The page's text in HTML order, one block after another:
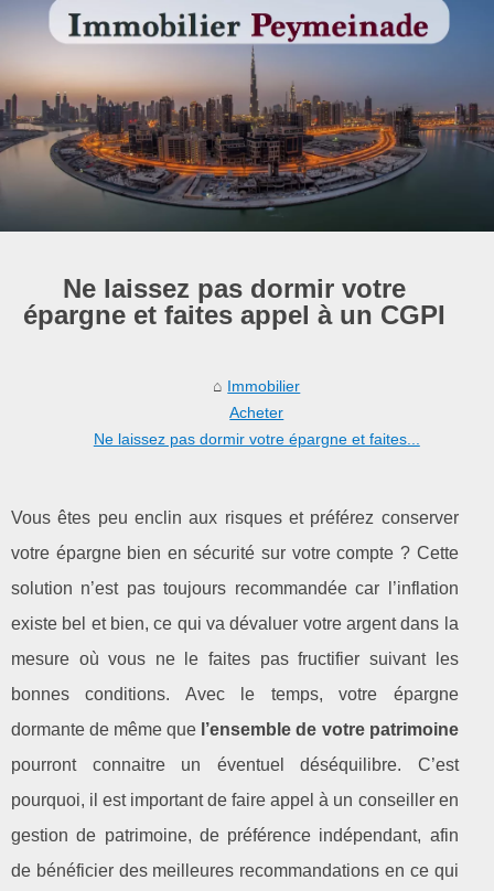
Ne laissez pas dormir votre
épargne et faites appel à un CGPI
Immobilier
Acheter
Ne laissez pas dormir votre épargne et faites...
Vous êtes peu enclin aux risques et préférez conserver
votre épargne bien en sécurité sur votre compte ? Cette
solution n’est pas toujours recommandée car l’inflation
existe bel et bien, ce qui va dévaluer votre argent dans la
mesure où vous ne le faites pas fructifier suivant les
bonnes conditions. Avec le temps, votre épargne
dormante de même que l’ensemble de votre patrimoine
pourront connaitre un éventuel déséquilibre. C’est
pourquoi, il est important de faire appel à un conseiller en
gestion de patrimoine, de préférence indépendant, afin
de bénéficier des meilleures recommandations en ce qui